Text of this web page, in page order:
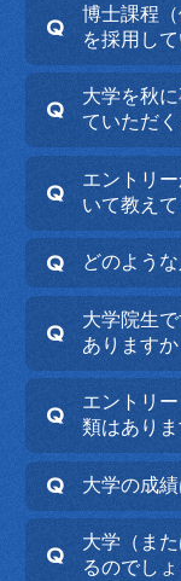
博士課程
を採用し
大学を秋
ていただ
エントリ
いて教えて
どのよう
大学院生
ありますか
エントリ
類はありま
大学の成
大学（ま
るのでし